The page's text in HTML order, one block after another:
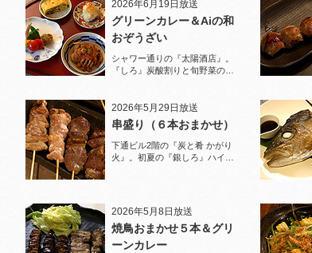
2026年6月19日放送
グリーンカレー＆Aiの和
おぞうざい
シャワー通りの『太陽酒店』。
『しろ』炭酸割りと旬野菜のお
2026年5月29日放送
串盛り（６本おまかせ）
下通ビル2階の『炭と肴 かがり
火』。初夏の『銀しろ』ハイボ
2026年5月8日放送
焼鳥おまかせ５本＆グリ
ーンカレー